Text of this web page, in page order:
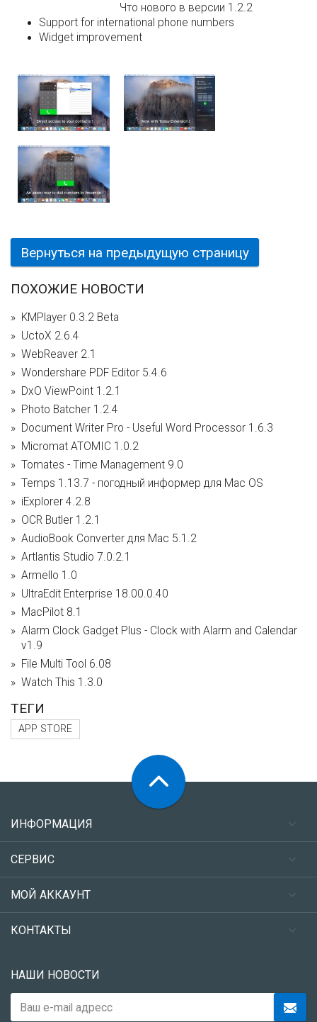
Что нового в версии 1.2.2
Support for international phone numbers
Widget improvement
Вернуться на предыдущую страницу
ПОХОЖИЕ НОВОСТИ
KMPlayer 0.3.2 Beta
UctoX 2.6.4
WebReaver 2.1
Wondershare PDF Editor 5.4.6
DxO ViewPoint 1.2.1
Photo Batcher 1.2.4
Document Writer Pro - Useful Word Processor 1.6.3
Micromat ATOMIC 1.0.2
Tomates - Time Management 9.0
Temps 1.13.7 - погодный информер для Mac OS
iExplorer 4.2.8
OCR Butler 1.2.1
AudioBook Converter для Mac 5.1.2
Artlantis Studio 7.0.2.1
Armello 1.0
UltraEdit Enterprise 18.00.0.40
MacPilot 8.1
Alarm Clock Gadget Plus - Clock with Alarm and Calendar
v1.9
File Multi Tool 6.08
Watch This 1.3.0
ТЕГИ
APP STORE
ИНФОРМАЦИЯ
СЕРВИС
МОЙ АККАУНТ
КОНТАКТЫ
НАШИ НОВОСТИ